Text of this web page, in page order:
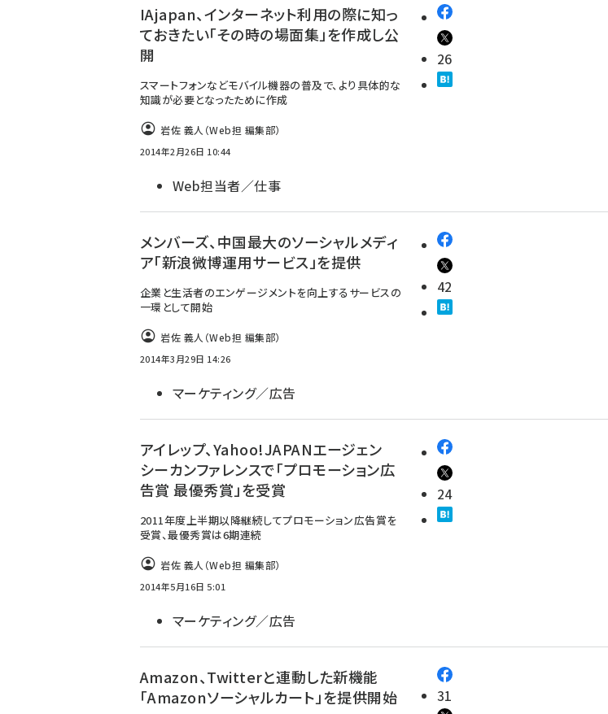
IAjapan、インターネット利用の際に知っ
ておきたい「その時の場面集」を作成し公
開
スマートフォンなどモバイル機器の普及で、より具体的な
知識が必要となったために作成
岩佐 義人（Web担 編集部）
2014年2月26日 10:44
26
Web担当者／仕事
メンバーズ、中国最大のソーシャルメディ
ア「新浪微博運用サービス」を提供
企業と生活者のエンゲージメントを向上するサービスの
一環として開始
岩佐 義人（Web担 編集部）
2014年3月29日 14:26
42
マーケティング／広告
アイレップ、Yahoo!JAPANエージェン
シーカンファレンスで「プロモーション広
告賞 最優秀賞」を受賞
2011年度上半期以降継続してプロモーション広告賞を
受賞、最優秀賞は6期連続
岩佐 義人（Web担 編集部）
2014年5月16日 5:01
24
マーケティング／広告
Amazon、Twitterと連動した新機能
「Amazonソーシャルカート」を提供開始
31